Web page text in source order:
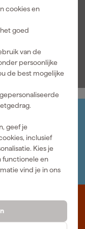
cookies en
goed
van de
persoonlijke
de best mogelijke
geef je
inclusief
Kies je
functionele en
vind je in ons
gegevens
specialisten.